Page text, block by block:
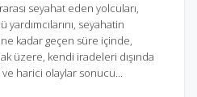
seyahat eden yolcuları,
seyahatin
kadar geçen süre içinde,
üzere, kendi iradeleri dışında
harici olaylar sonucu...